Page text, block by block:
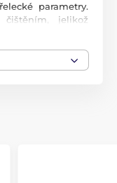
parametry.
jelikož
pohromadě a
částí.
délce 88cm (i s
do hlavně